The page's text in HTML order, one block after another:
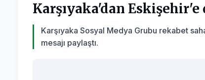
Karşıyaka'dan Eskişehir'e
Karşıyaka Sosyal Medya Grubu rekabet
mesajı paylaştı.